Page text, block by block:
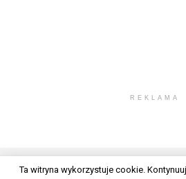
REKLAMA
Ta witryna wykorzystuje cookie.